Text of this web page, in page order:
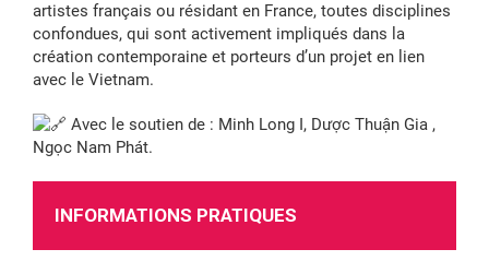
artistes français ou résidant en France, toutes disciplines
confondues, qui sont activement impliqués dans la
création contemporaine et porteurs d’un projet en lien
avec le Vietnam.
Avec le soutien de : Minh Long I, Dược Thuận Gia ,
Ngọc Nam Phát.
INFORMATIONS PRATIQUES